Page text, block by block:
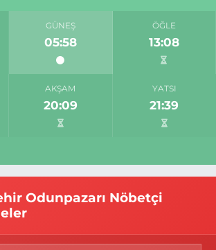
GÜNEŞ
05:58
ÖĞLE
13:08
AKŞAM
20:09
YATSI
21:39
Odunpazarı Nöbetçi